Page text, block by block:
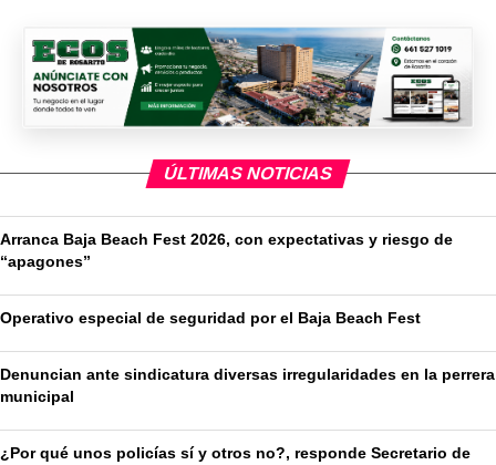
ÚLTIMAS NOTICIAS
Arranca Baja Beach Fest 2026, con expectativas y riesgo de
“apagones”
Operativo especial de seguridad por el Baja Beach Fest
Denuncian ante sindicatura diversas irregularidades en la perrera
municipal
¿Por qué unos policías sí y otros no?, responde Secretario de